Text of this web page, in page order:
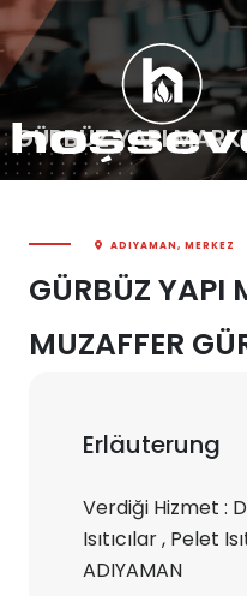
GÜRBÜZ YAPI
ADIYAMAN, MERKEZ
GÜRBÜZ YAPI
MUZAFFER
Erläuterung
Verdiği Hizmet :
Isıtıcılar , Pelet
ADIYAMAN